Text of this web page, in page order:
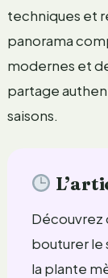
techniques et
panorama
modernes et
partage
saisons.
Découvrez
bouturer le
la plante